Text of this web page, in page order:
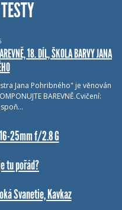
18. DÍL, ŠKOLA BARVY JANA
Jana Pohribného" je věnován
BAREVNĚ.Cvičení:
25mm f/2.8 G
tu pořád?
Svanetie, Kavkaz